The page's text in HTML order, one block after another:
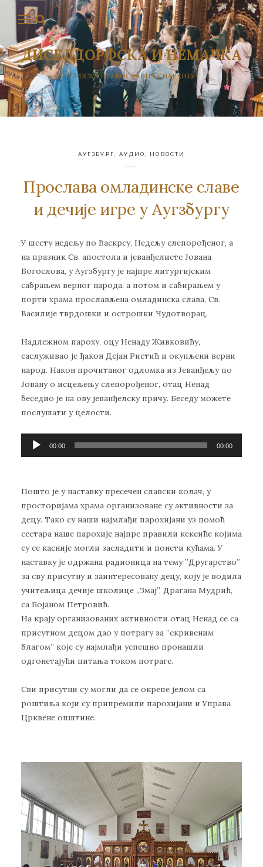
ДИСЕЛДОРФСКА И НЕМАЧКА
СРПСКА ПРАВОСЛАВНА ЕПАРХИЈА
АУГЗБУРГ ,АУДИО НОВОСТИ
Прослава омладинске славе
и дечије игре у Аугзбургу
У шесту недељу по Васкрсу, Недељу слепорођеног, а
на празник Св. апостола и јеванђелисте Јована
Богослова, у Аугзбургу је најпре литургијским
сабрањем верног народа, а потом и сабирањем у
порти храма прослављена омладинска слава, Св.
Василије тврдошки и острошки Чудотворац.
Надлежном пароху, оцу Ненаду Живковићу,
саслуживао је ђакон Дејан Ристић и окупљени верни
народ. Након прочитаног одломка из Јеванђељу по
Јовану о исцељењу слепорођеног, отац Ненад
беседио је на ову јеванђелску причу. Беседу можете
послушати у целости.
Прегледач
00:00 00:00
Пошто је у наставку пресечен славски колач, у
просторијама храма организоване су активности за
децу. Тако су наши најмлађи парохијани уз помоћ
сестара наше парохије најпре правили кексиће којима
су се касније могли засладити и понети кућама. У
наставку је одржана радионица на тему ”Другарство”
за сву присутну и заинтересовану децу, коју је водила
учитељица дечије школице ,,Змај”, Драгана Мудрић,
са Бојаном Петровић.
На крају организованих активности отац Ненад се са
присутном децом дао у потрагу за ”скривеним
благом” које су најмлађи успешно пронашли
одгонетајући питања током потраге.
Сви присутни су могли да се окрепе јелом са
роштиља који су припремили парохијани и Управа
Црквене општине.